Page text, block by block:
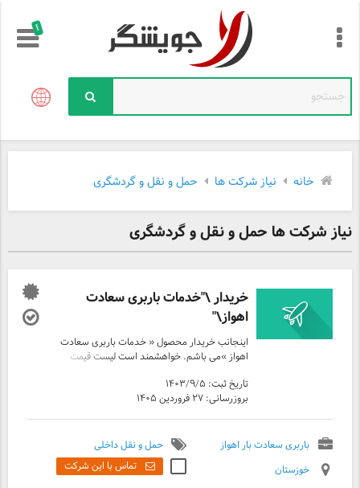
!
خانه نیاز شرکت ها حمل و نقل و گردشگری
نیاز شرکت ها حمل و نقل و گردشگری
خریدار \"خدمات باربری سعادت
اهواز\"
اینجانب خریدار محصول « خدمات باربری سعادت
اهواز »می باشم. خواهشمند است لیست قیمت
تاریخ ثبت: ۱۴۰۳/۹/۵
بروزرسانی: ۲۷ فروردین ۱۴۰۵
باربری سعادت بار اهواز
حمل و نقل داخلی
خوزستان
تماس با این شرکت